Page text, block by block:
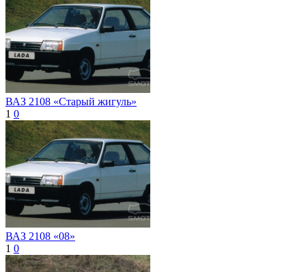
ВАЗ 2108 «Старый жигуль»
1 0
ВАЗ 2108 «08»
1 0